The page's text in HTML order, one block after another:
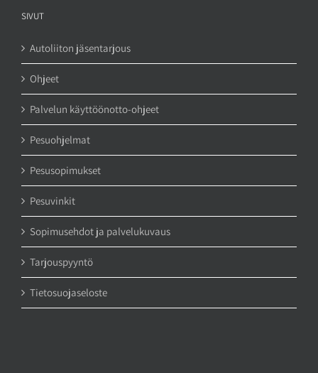
SIVUT
Autoliiton jäsentarjous
Ohjeet
Palvelun käyttöönotto-ohjeet
Pesuohjelmat
Pesusopimukset
Pesuvinkit
Sopimusehdot ja palvelukuvaus
Tarjouspyyntö
Tietosuojaseloste